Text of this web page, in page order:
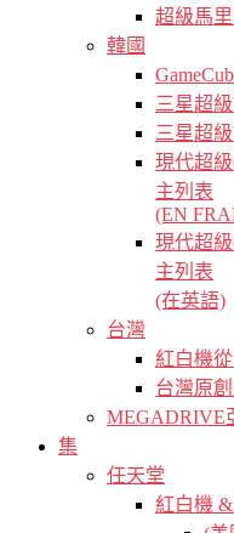
超級馬
韓國
三星超
三星超
現代超
主列表
(EN
現代超
主列表
(在英語)
台灣
紅白機
台灣原
MEGADRIVE
集
任天堂
紅白機 &